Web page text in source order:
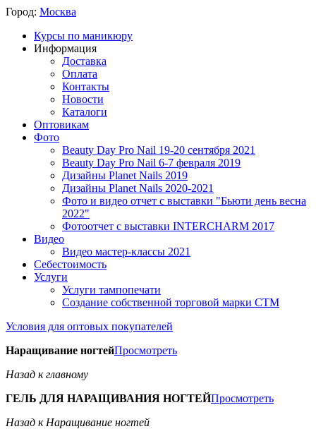
Город: Москва
Курсы по маникюру
Информация
Доставка
Оплата
Контакты
Новости
Каталоги
Оптовикам
Фото
Beauty Day Pro Nail 19-20 сентября 2021
Beauty Day Pro Nail 6-7 февраля 2019
Дизайны Planet Nails 2019
Дизайны Planet Nails 2020-2021
Фото и видео отчет с выставки "Бьюти день весна
2022"
Фотоотчет с выставки INTERCHARM 2017
Видео
Видео мастер-классы 2021
Себестоимость
Услуги
Услуги тампопечати
Создание собственной торговой марки СТМ
Условия для оптовых покупателей
Наращивание ногтейПросмотреть
Назад к главному
ГЕЛЬ ДЛЯ НАРАЩИВАНИЯ НОГТЕЙПросмотреть
Назад к Наращивание ногтей